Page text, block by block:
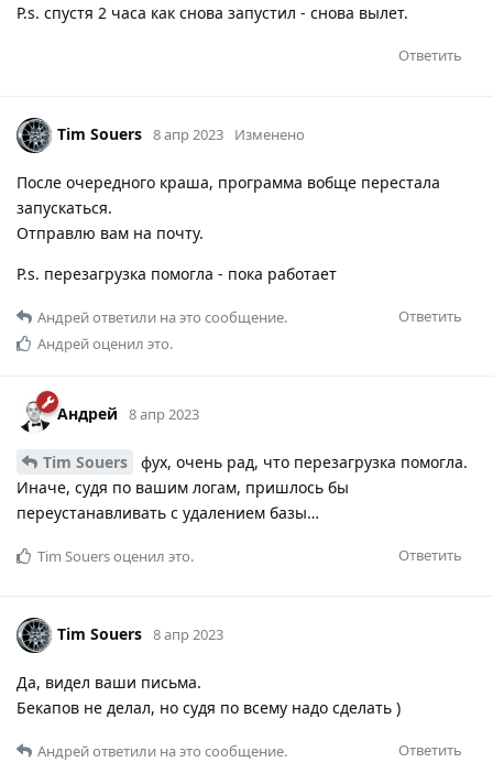
P.s. спустя 2 часа как снова запустил - снова вылет.
Ответить
Tim Souers 8 апр 2023 Изменено
После очередного краша, программа вобще перестала
запускаться.
Отправлю вам на почту.
P.s. перезагрузка помогла - пока работает
Ответить
Андрейответили на это сообщение.
Андрейоценил это.
Андрей 8 апр 2023
Tim Souers
фух, очень рад, что перезагрузка помогла.
Иначе, судя по вашим логам, пришлось бы
переустанавливать с удалением базы…
Ответить
Tim Souersоценил это.
Tim Souers 8 апр 2023
Да, видел ваши письма.
Бекапов не делал, но судя по всему надо сделать )
Ответить
Андрейответили на это сообщение.